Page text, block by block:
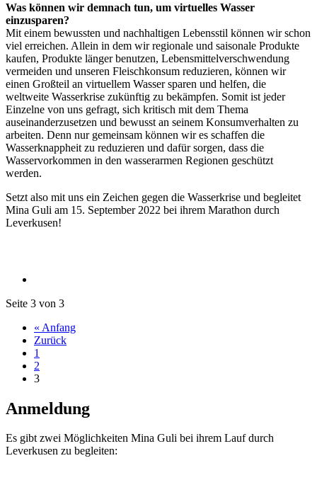
Was können wir demnach tun, um virtuelles Wasser
einzusparen?
Mit einem bewussten und nachhaltigen Lebensstil können wir schon
viel erreichen. Allein in dem wir regionale und saisonale Produkte
kaufen, Produkte länger benutzen, Lebensmittelverschwendung
vermeiden und unseren Fleischkonsum reduzieren, können wir
einen Großteil an virtuellem Wasser sparen und helfen, die
weltweite Wasserkrise zukünftig zu bekämpfen. Somit ist jeder
Einzelne von uns gefragt, sich kritisch mit dem Thema
auseinanderzusetzen und bewusst an seinem Konsumverhalten zu
arbeiten. Denn nur gemeinsam können wir es schaffen die
Wasserknappheit zu reduzieren und dafür sorgen, dass die
Wasservorkommen in den wasserarmen Regionen geschützt
werden.
Setzt also mit uns ein Zeichen gegen die Wasserkrise und begleitet
Mina Guli am 15. September 2022 bei ihrem Marathon durch
Leverkusen!
Seite 3 von 3
« Anfang
Zurück
1
2
3
Anmeldung
Es gibt zwei Möglichkeiten Mina Guli bei ihrem Lauf durch
Leverkusen zu begleiten: